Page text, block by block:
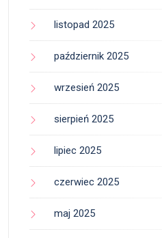
listopad 2025
październik 2025
wrzesień 2025
sierpień 2025
lipiec 2025
czerwiec 2025
maj 2025